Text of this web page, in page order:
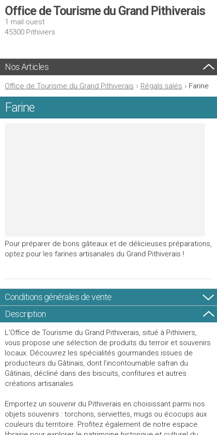
Office de Tourisme du Grand Pithiverais
1 mail ouest
45300 Pithiviers
Nos Articles
Office de Tourisme du Grand Pithiverais › Régals salés › Farine
Farine
Pour préparer de bons gâteaux et de délicieuses préparations,
optez pour les farines artisanales du Grand Pithiverais !
Conditions générales de vente
Description
L’Office de Tourisme du Grand Pithiverais, situé à Pithiviers,
vous propose une sélection de produits du terroir et souvenirs
locaux. Découvrez les spécialités gourmandes issues de
producteurs du Gâtinais, dont l’incontournable safran du
Gâtinais, décliné dans des biscuits, confitures et autres
créations artisanales.
Emportez un souvenir du Pithiverais en choisissant parmi nos
objets souvenirs : torchons, serviettes, mugs ou écocups aux
couleurs du territoire. Profitez également de notre espace